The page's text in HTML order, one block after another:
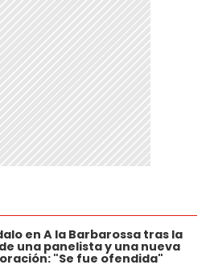
en A la Barbarossa tras la
una panelista y una nueva
"Se fue ofendida"